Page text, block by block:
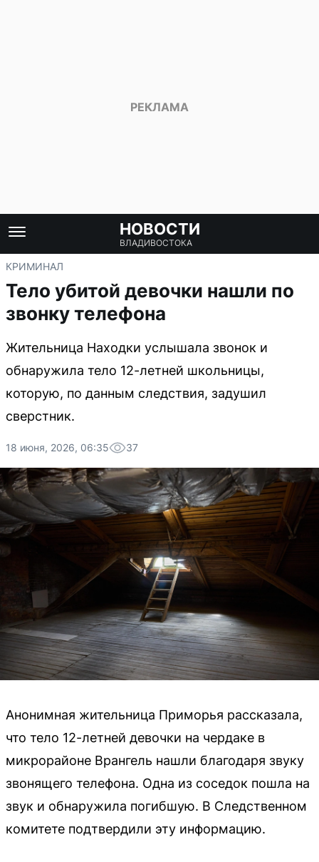
НОВОСТИ
ВЛАДИВОСТОКА
КРИМИНАЛ
Тело убитой девочки нашли по
звонку телефона
Жительница Находки услышала звонок и
обнаружила тело 12-летней школьницы,
которую, по данным следствия, задушил
сверстник.
18 июня, 2026, 06:35 37
Анонимная жительница Приморья рассказала,
что тело 12-летней девочки на чердаке в
микрорайоне Врангель нашли благодаря звуку
звонящего телефона. Одна из соседок пошла на
звук и обнаружила погибшую. В Следственном
комитете подтвердили эту информацию.